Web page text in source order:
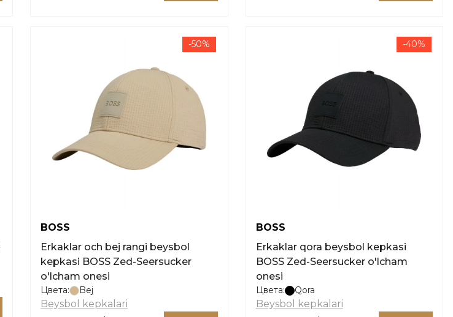
-50%
BOSS
Erkaklar och bej rangi beysbol
kepkasi BOSS Zed-Seersucker
o'lcham onesi
Цвета: Bej
Beysbol kepkalari
-40%
BOSS
Erkaklar qora beysbol kepkasi
BOSS Zed-Seersucker o'lcham
onesi
Цвета: Qora
Beysbol kepkalari